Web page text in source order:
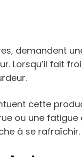
demandent
Lorsqu’il fait
cette
ou une fatigue
à se rafraîchir.